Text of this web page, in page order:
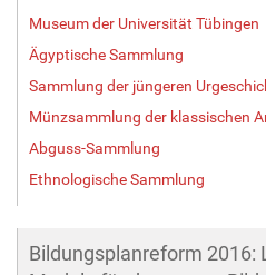
Museum der Universität Tübingen
Ägyptische Sammlung
Sammlung der jüngeren
Münzsammlung der klassischen
Abguss-Sammlung
Ethnologische Sammlung
Bildungsplanreform 2016: